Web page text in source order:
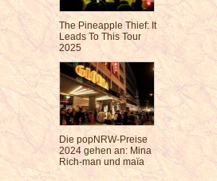
The Pineapple Thief: It
Leads To This Tour
2025
Die popNRW-Preise
2024 gehen an: Mina
Rich-man und maïa